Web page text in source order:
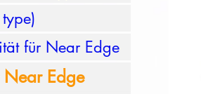
für Near Edge
Edge